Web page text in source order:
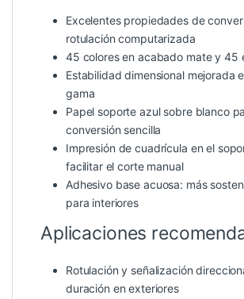
Excelentes propiedades de
rotulación computarizada
45 colores en acabado mate y 45
Estabilidad dimensional mejorada
gama
Papel soporte azul sobre blanco
conversión sencilla
Impresión de cuadrícula en el
facilitar el corte manual
Adhesivo base acuosa: más
para interiores
Aplicaciones
Rotulación y señalización
duración en exteriores